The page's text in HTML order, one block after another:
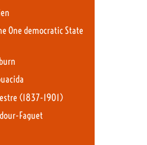
One democratic State
(1837-1901)
Faguet